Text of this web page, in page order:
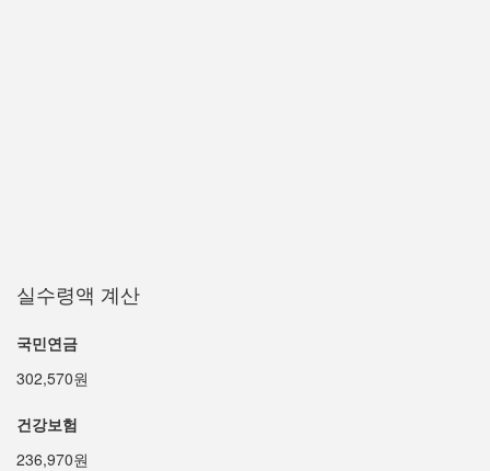
실수령액 계산
국민연금
302,570원
건강보험
236,970원